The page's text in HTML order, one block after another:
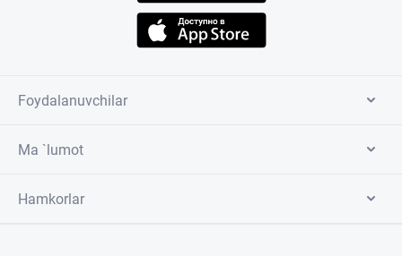
Foydalanuvchilar
Ma `lumot
Hamkorlar